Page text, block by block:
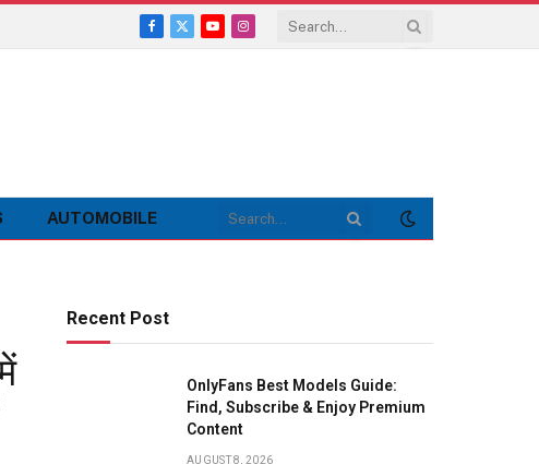
Facebook
X
YouTubeInstagram
AUTOMOBILE
Recent Post
OnlyFans Best Models Guide:
Find, Subscribe & Enjoy Premium
Content
AUGUST 8, 2026